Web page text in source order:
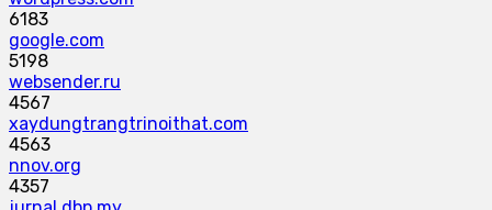
6183
google.com
5198
websender.ru
4567
xaydungtrangtrinoithat.com
4563
nnov.org
4357